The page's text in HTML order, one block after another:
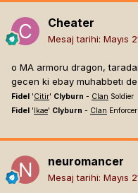
Cheater
Mesaj tarihi: Mayıs
o MA armoru dragon,
gecen ki ebay muhabbetı
Fidel 'Citir' Clyburn - Clan Soldier
Fidel ' Ikae' Clyburn - Clan Enforcer
neuromancer
Mesaj tarihi: Mayıs